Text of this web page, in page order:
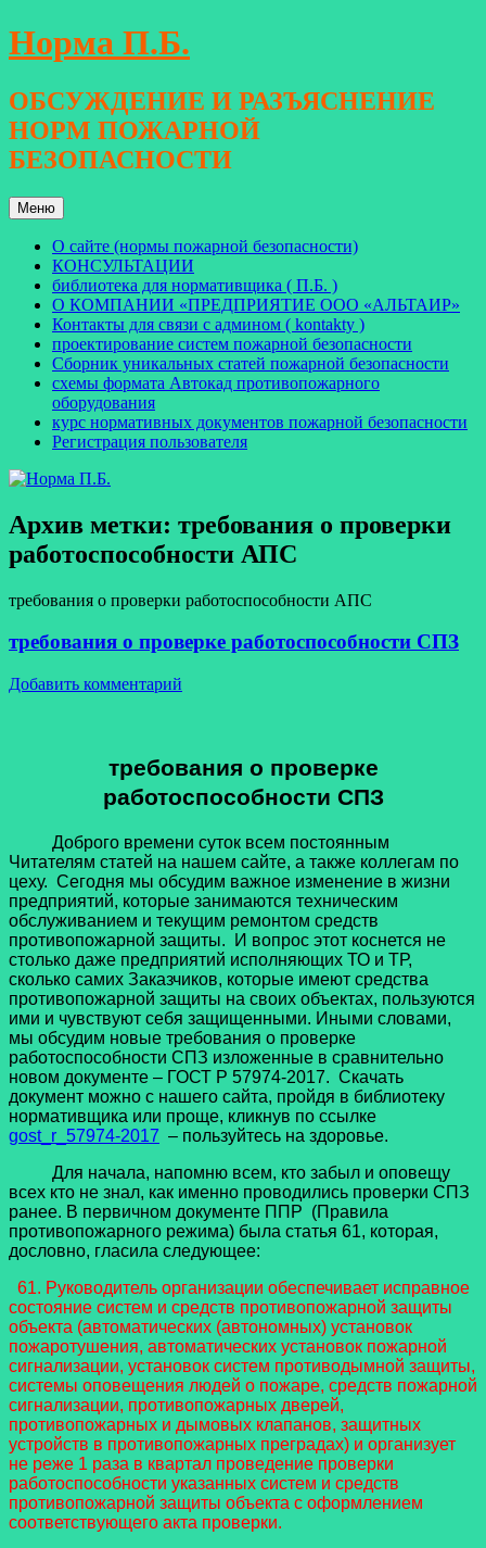
Перейти
к
Норма П.Б.
ОБСУЖДЕНИЕ И РАЗЪЯСНЕНИЕ
НОРМ ПОЖАРНОЙ
БЕЗОПАСНОСТИ
Меню
О сайте (нормы пожарной безопасности)
КОНСУЛЬТАЦИИ
библиотека для нормативщика ( П.Б. )
О КОМПАНИИ «ПРЕДПРИЯТИЕ ООО «АЛЬТАИР»
Контакты для связи с админом ( kontakty )
проектирование систем пожарной безопасности
Сборник уникальных статей пожарной безопасности
схемы формата Автокад противопожарного
оборудования
курс нормативных документов пожарной безопасности
Регистрация пользователя
Архив метки: требования о проверки
работоспособности АПС
требования о проверки работоспособности АПС
требования о проверке работоспособности СПЗ
Добавить комментарий
требования о проверке
работоспособности СПЗ
Доброго времени суток всем постоянным
Читателям статей на нашем сайте, а также коллегам по
цеху. Сегодня мы обсудим важное изменение в жизни
предприятий, которые занимаются техническим
обслуживанием и текущим ремонтом средств
противопожарной защиты. И вопрос этот коснется не
столько даже предприятий исполняющих ТО и ТР,
сколько самих Заказчиков, которые имеют средства
противопожарной защиты на своих объектах, пользуются
ими и чувствуют себя защищенными. Иными словами,
мы обсудим новые требования о проверке
работоспособности СПЗ изложенные в сравнительно
новом документе – ГОСТ Р 57974-2017. Скачать
документ можно с нашего сайта, пройдя в библиотеку
нормативщика или проще, кликнув по ссылке
gost_r_57974-2017 – пользуйтесь на здоровье.
Для начала, напомню всем, кто забыл и оповещу
всех кто не знал, как именно проводились проверки СПЗ
ранее. В первичном документе ППР (Правила
противопожарного режима) была статья 61, которая,
дословно, гласила следующее:
61. Руководитель организации обеспечивает исправное
состояние систем и средств противопожарной защиты
объекта (автоматических (автономных) установок
пожаротушения, автоматических установок пожарной
сигнализации, установок систем противодымной защиты,
системы оповещения людей о пожаре, средств пожарной
сигнализации, противопожарных дверей,
противопожарных и дымовых клапанов, защитных
устройств в противопожарных преградах) и организует
не реже 1 раза в квартал проведение проверки
работоспособности указанных систем и средств
противопожарной защиты объекта с оформлением
соответствующего акта проверки.